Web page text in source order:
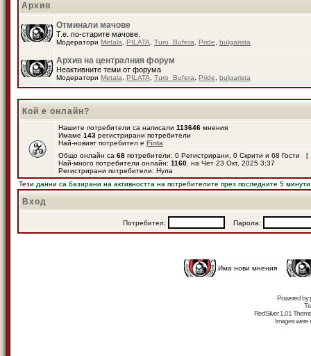
Архив
Отминали мачове
Т.е. по-старите мачове.
Модератори Metala PILATA Turo_Bufera Pride bulgarista
Архив на централния форум
Неактивните теми от форума
Модератори Metala PILATA Turo_Bufera Pride bulgarista
Кой е онлайн?
Нашите потребители са написали 113646 мнения
Имаме 143 регистрирани потребители
Най-новият потребител е Finta
Общо онлайн са 68 потребители: 0 Регистрирани, 0 Скрити и 68 Гости [
Най-много потребители онлайн: 1160 , на Чет 23 Окт, 2025 3:37
Регистрирани потребители: Нула
Тези данни са базирани на активността на потребителите през последните 5 минути
Вход
Потребител: Парола:
Има нови мнения
Powered by
RedSilver 1.01
Images were